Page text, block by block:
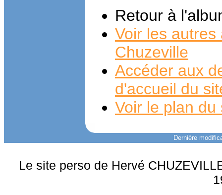
Retour à
Voir les
Chuzeville
Accéder aux
d'accueil du
Voir le plan du
Dernière
Le site perso de Hervé